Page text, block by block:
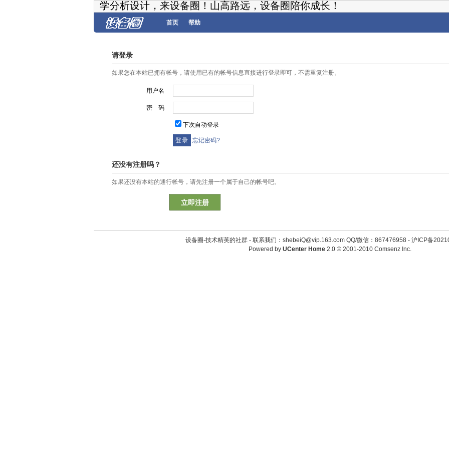
学分析设计，来设备圈！山高路远，设备圈陪你成长！
首页 帮助
请登录
如果您在本站已拥有帐号，请使用已有的帐号信息直接进行登录即可，不需重复注册。
用户名
密 码
下次自动登录
忘记密码?
还没有注册吗？
如果还没有本站的通行帐号，请先注册一个属于自己的帐号吧。
立即注册
设备圈-技术精英的社群 - 联系我们：shebeiQ@vip.163.com QQ/微信：867476958- 沪ICP备
Powered by UCenter Home 2.0© 2001-2010 Comsenz Inc.